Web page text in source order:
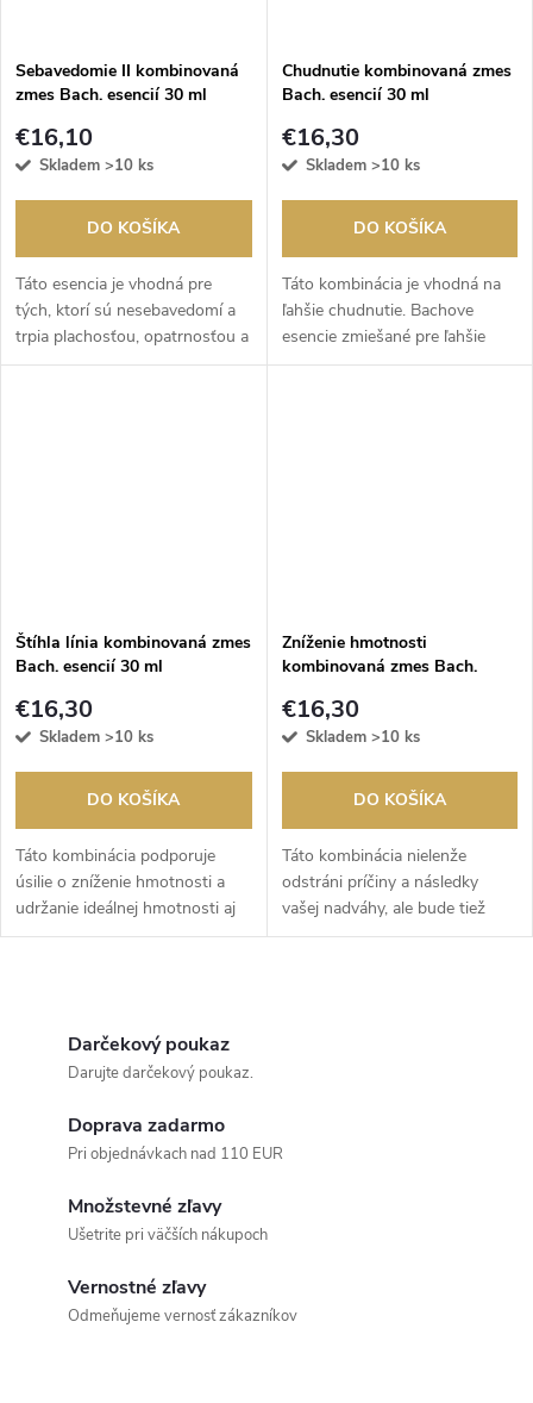
Sebavedomie II kombinovaná
zmes Bach. esencií 30 ml
€16,10
Skladem >10 ks
DO KOŠÍKA
Táto esencia je vhodná pre
tých, ktorí sú nesebavedomí a
trpia plachosťou, opatrnosťou a
prílišnou sebadôverou. Pomáha
Chudnutie kombinovaná zmes
Bach. esencií 30 ml
€16,30
Skladem >10 ks
DO KOŠÍKA
Táto kombinácia je vhodná na
ľahšie chudnutie. Bachove
esencie zmiešané pre ľahšie
chudnutie.
Štíhla línia kombinovaná zmes
Bach. esencií 30 ml
€16,30
Skladem >10 ks
DO KOŠÍKA
Táto kombinácia podporuje
úsilie o zníženie hmotnosti a
udržanie ideálnej hmotnosti aj
po diéte. Kombinácia posilňuje
Zníženie hmotnosti
kombinovaná zmes Bach.
€16,30
Skladem >10 ks
DO KOŠÍKA
Táto kombinácia nielenže
odstráni príčiny a následky
vašej nadváhy, ale bude tiež
smerovať k trvalej zmene.
Darčekový poukaz
Darujte darčekový poukaz.
Doprava zadarmo
Pri objednávkach nad 110 EUR
Množstevné zľavy
Ušetrite pri väčších nákupoch
Vernostné zľavy
Odmeňujeme vernosť zákazníkov